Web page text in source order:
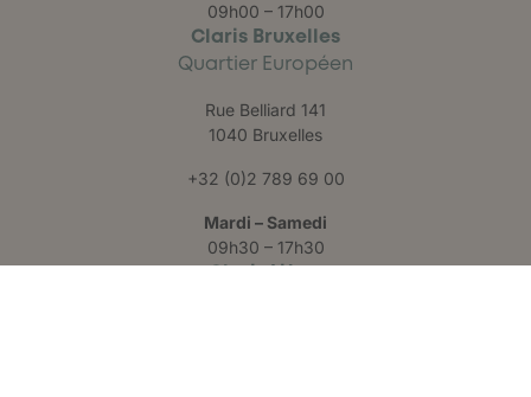
09h00 – 17h00
Claris Bruxelles
Quartier Européen
Rue Belliard 141
1040 Bruxelles
+32 (0)2 789 69 00
Mardi – Samedi
09h30 – 17h30
Claris Liège